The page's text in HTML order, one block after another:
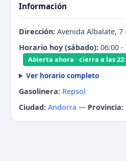
Información
Dirección: Avenida Albalate,
Horario hoy (sábado): 06:00 -
Abierta ahora · cierra a las
Ver horario completo
Gasolinera: Repsol
Ciudad: Andorra — Provincia: